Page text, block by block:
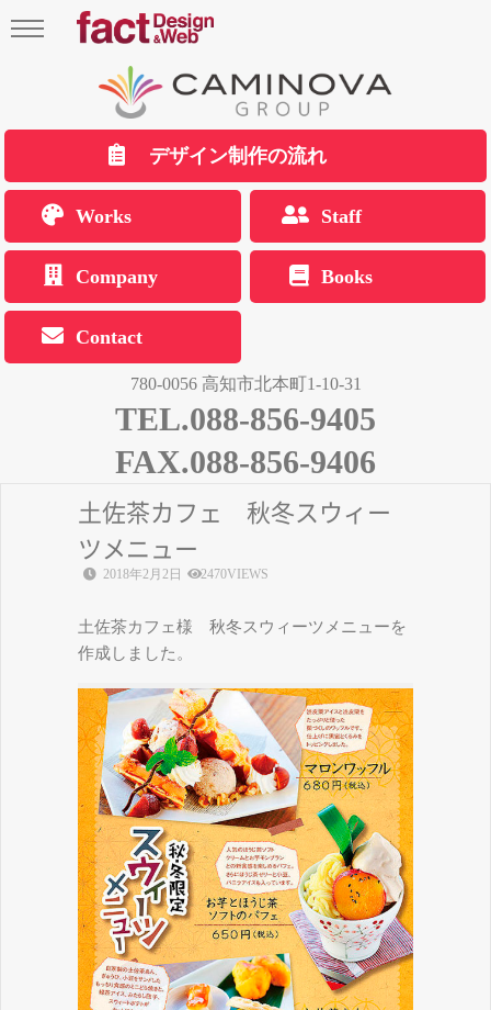
デザイン制作の流れ
Works Staff
Company Books
Contact
780-0056 高知市北本町1-10-31
TEL.088-856-9405
FAX.088-856-9406
土佐茶カフェ 秋冬スウィー
ツメニュー
2018年2月2日 2470VIEWS
土佐茶カフェ様 秋冬スウィーツメニューを
作成しました。